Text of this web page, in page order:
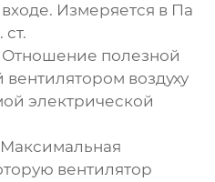
Измеряется в Па
Отношение полезной
воздуху
электрической
Максимальная
вентилятор